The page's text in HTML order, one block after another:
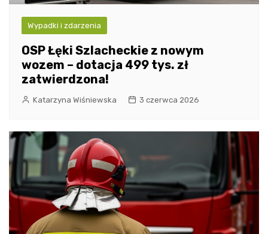
Wypadki i zdarzenia
OSP Łęki Szlacheckie z nowym
wozem – dotacja 499 tys. zł
zatwierdzona!
Katarzyna Wiśniewska 3 czerwca 2026